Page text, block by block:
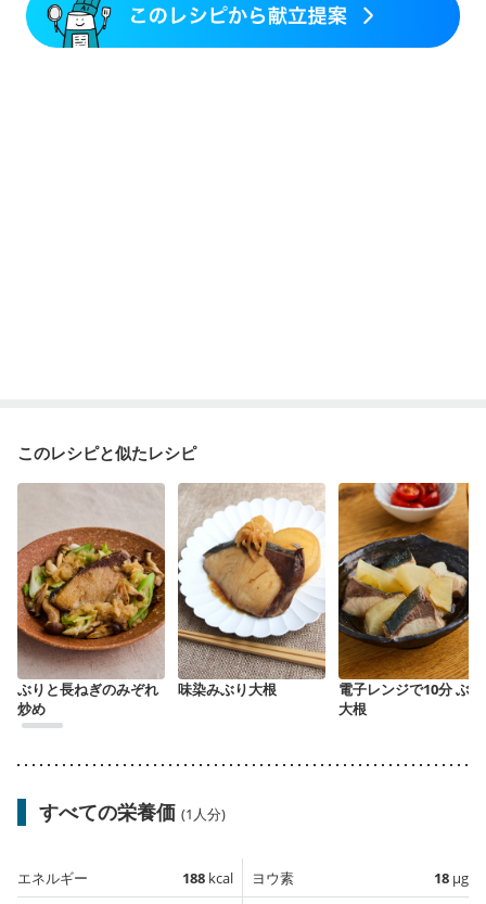
このレシピと似たレシピ
ぶりと長ねぎのみぞれ
炒め
味染みぶり大根
電子レンジで10分 ぶり
大根
すべての栄養価 (1人分)
エネルギー 188 kcal
ヨウ素 18 µg